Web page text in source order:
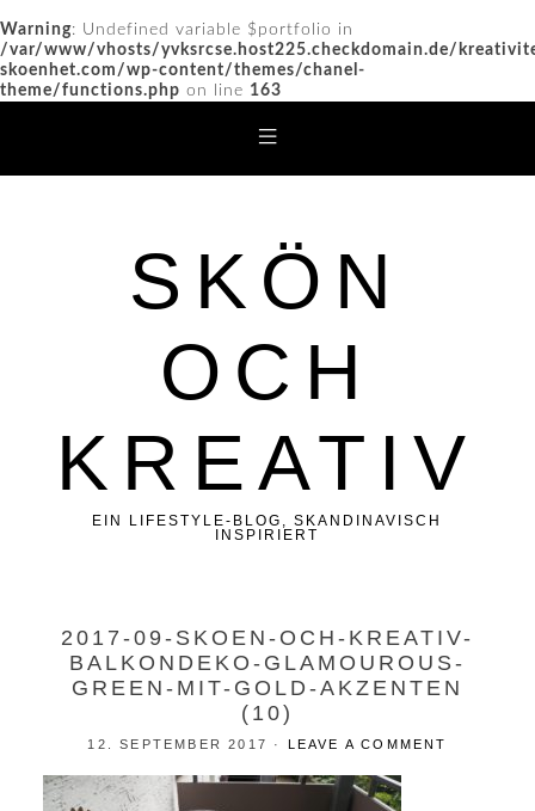
Warning: Undefined variable $portfolio in
/var/www/vhosts/yvksrcse.host225.checkdomain.de/
skoenhet.com/wp-content/themes/chanel-
theme/functions.php on line 163
SKÖN
OCH
KREATIV
EIN LIFESTYLE-BLOG, SKANDINAVISCH
INSPIRIERT
2017-09-SKOEN-OCH-KREATIV-
BALKONDEKO-GLAMOUROUS-
GREEN-MIT-GOLD-AKZENTEN
(10)
12. SEPTEMBER 2017 · LEAVE A COMMENT